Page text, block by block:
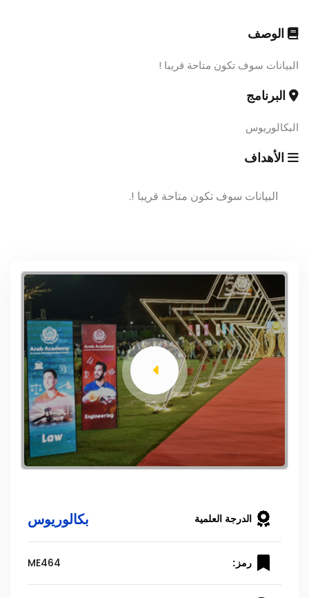
الوصف
البيانات سوف تكون متاحة قريبا !
البرنامج
البكالوريوس
الأهداف
البيانات سوف تكون متاحة قريبا !.
الدرجة العلمية بكالوريوس
رمز: ME464